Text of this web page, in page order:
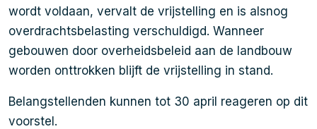
wordt voldaan, vervalt de vrijstelling en is alsnog
overdrachtsbelasting verschuldigd. Wanneer
gebouwen door overheidsbeleid aan de landbouw
worden onttrokken blijft de vrijstelling in stand.
Belangstellenden kunnen tot 30 april reageren op dit
voorstel.